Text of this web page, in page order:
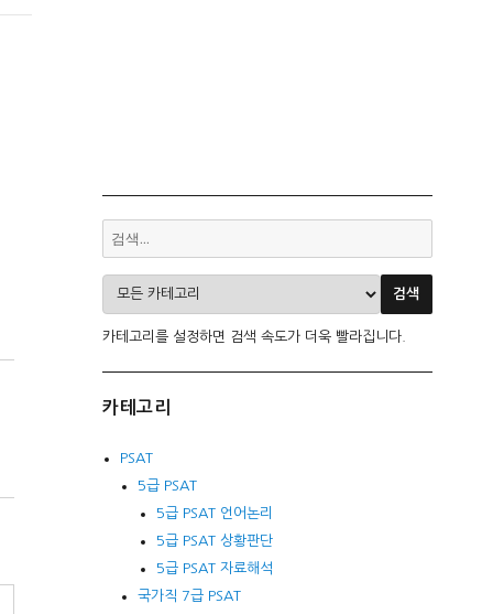
카테고리를 설정하면 검색 속도가 더욱 빨라집니다.
카테고리
PSAT
5급 PSAT
5급 PSAT 언어논리
5급 PSAT 상황판단
5급 PSAT 자료해석
국가직 7급 PSAT